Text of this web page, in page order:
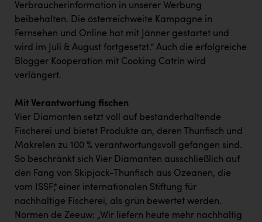
Verbraucherinformation in unserer Werbung
beibehalten. Die österreichweite Kampagne in
Fernsehen und Online hat mit Jänner gestartet und
wird im Juli & August fortgesetzt.“ Auch die erfolgreiche
Blogger Kooperation mit Cooking Catrin wird
verlängert.
Mit Verantwortung fischen
Vier Diamanten setzt voll auf bestanderhaltende
Fischerei und bietet Produkte an, deren Thunfisch und
Makrelen zu 100 % verantwortungsvoll gefangen sind.
So beschränkt sich Vier Diamanten ausschließlich auf
den Fang von Skipjack-Thunfisch aus Ozeanen, die
vom ISSF*, einer internationalen Stiftung für
nachhaltige Fischerei, als grün bewertet werden.
Normen de Zeeuw: „Wir liefern heute mehr nachhaltig